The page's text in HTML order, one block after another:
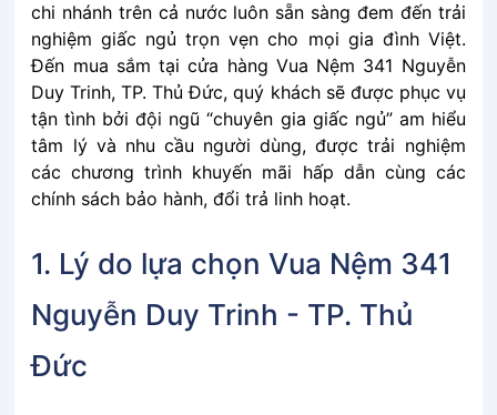
chi nhánh trên cả nước luôn sẵn sàng đem đến trải
nghiệm giấc ngủ trọn vẹn cho mọi gia đình Việt.
Đến mua sắm tại cửa hàng Vua Nệm 341 Nguyễn
Duy Trinh, TP. Thủ Đức, quý khách sẽ được phục vụ
tận tình bởi đội ngũ “chuyên gia giấc ngủ” am hiểu
tâm lý và nhu cầu người dùng, được trải nghiệm
các chương trình khuyến mãi hấp dẫn cùng các
chính sách bảo hành, đổi trả linh hoạt.
1. Lý do lựa chọn Vua Nệm 341
Nguyễn Duy Trinh - TP. Thủ
Đức